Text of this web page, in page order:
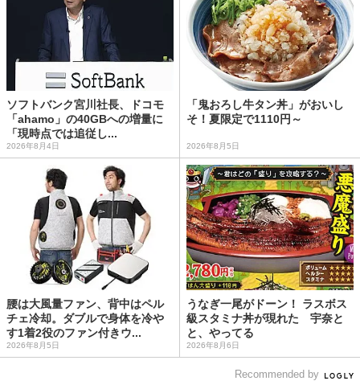
ソフトバンク宮川社長、ドコモ
「ahamo」の40GBへの増量に
「現時点では追従し...
2026年8月4日
「鬼おろし牛タン丼」がおいし
そ！夏限定で1110円～
2026年8月5日
腰は大風量ファン、背中はペル
チェ冷却。ダブルで身体を冷や
す1着2役のファン付きウ...
2026年8月5日
うなぎ一尾がドーン！ ラスボス
級スタミナ丼が現れた 宇奈と
と、やってる
2026年8月6日
Recommended by